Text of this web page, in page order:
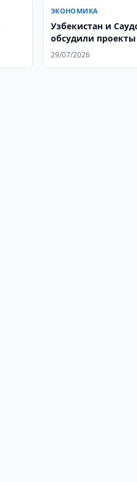
ЭКОНОМИКА
Узбекистан и
обсудили проекты
фармацевтике
29/07/2026